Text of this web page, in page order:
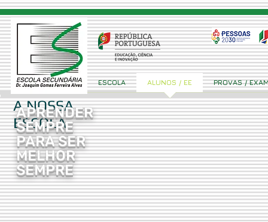
A NOSSA
ESCOLA
APRENDER
SEMPRE
PARA SER
MELHOR
SEMPRE
ESCOLA ALUNOS / EE PROVAS /